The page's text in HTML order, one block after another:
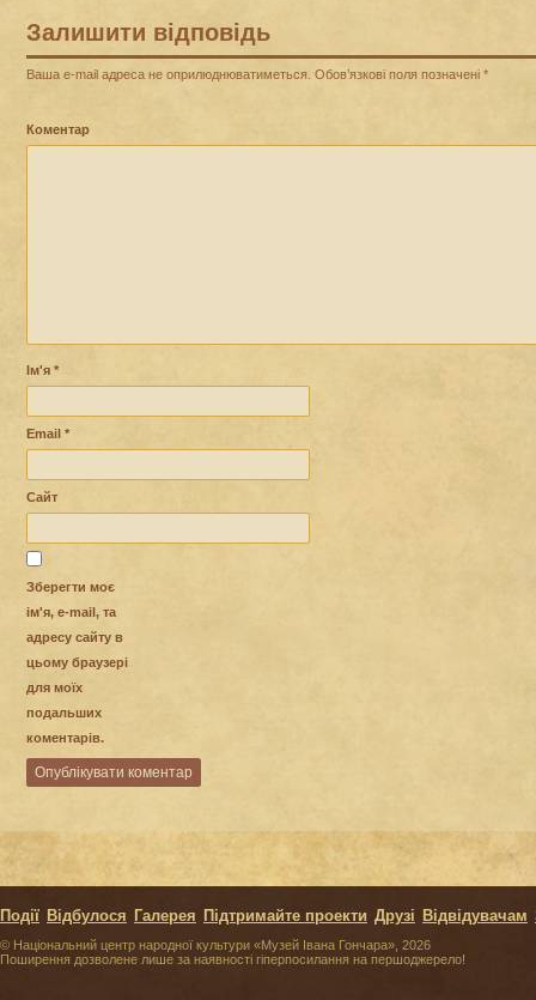
Залишити відповідь
Ваша e-mail адреса не оприлюднюватиметься. Обов’язкові поля позначені *
Коментар
Ім'я *
Email *
Сайт
Зберегти моє
ім'я, e-mail, та
адресу сайту в
цьому браузері
для моїх
подальших
коментарів.
© Національний центр народної культури «Музей Івана Гончара», 2026
Поширення дозволене лише за наявності гіперпосилання на першоджерело!
Події Відбулося Галерея Підтримайте проекти Друзі Відвідувачам